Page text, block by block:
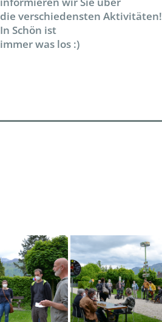
die verschiedensten Aktivitäten!
In Schön ist
immer was los :)